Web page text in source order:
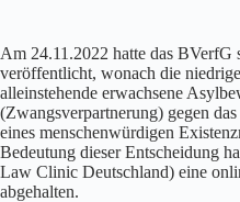
Am 24.11.2022 hatte das BVerfG
veröffentlicht, wonach die
alleinstehende erwachsene
(Zwangsverpartnerung) gegen
eines menschenwürdigen
Bedeutung dieser Entscheidung
Law Clinic Deutschland) eine
abgehalten.